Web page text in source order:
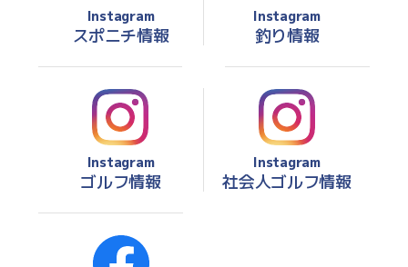
Instagram
スポニチ情報
Instagram
釣り情報
Instagram
ゴルフ情報
Instagram
社会人ゴルフ情報